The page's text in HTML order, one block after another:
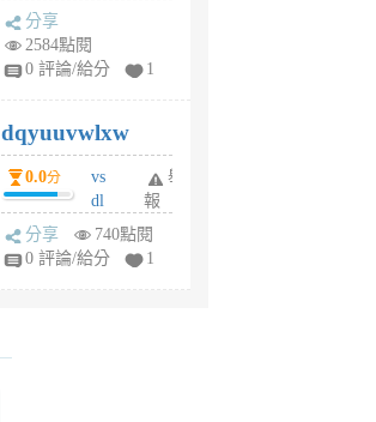
tu
6
個
月
前
分享
2584點閱
0 評論/給分
1
dqyuuvwlxw
0.0分
vs
dl
sq
fy
舉
報
分享
740點閱
0 評論/給分
1